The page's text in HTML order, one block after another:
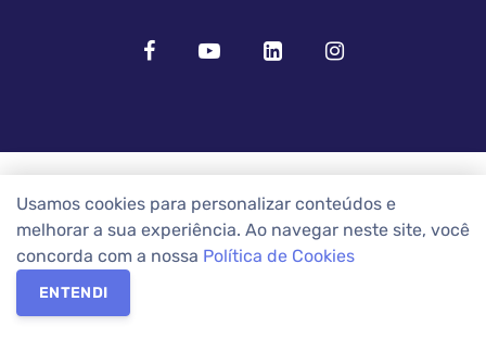
Usamos cookies para personalizar conteúdos e
melhorar a sua experiência. Ao navegar neste site, você
concorda com a nossa Política de Cookies
ENTENDI